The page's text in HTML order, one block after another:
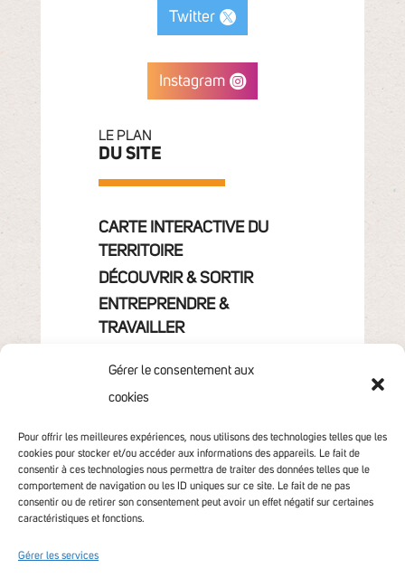
Gérer le consentement aux
cookies
Pour offrir les meilleures expériences, nous utilisons des technologies telles que les
cookies pour stocker et/ou accéder aux informations des appareils. Le fait de
consentir à ces technologies nous permettra de traiter des données telles que le
comportement de navigation ou les ID uniques sur ce site. Le fait de ne pas
consentir ou de retirer son consentement peut avoir un effet négatif sur certaines
caractéristiques et fonctions.
Gérer les services
Twitter
Instagram
LE PLAN
DU SITE
CARTE INTERACTIVE DU
TERRITOIRE
DÉCOUVRIR & SORTIR
ENTREPRENDRE &
TRAVAILLER
CONTACT